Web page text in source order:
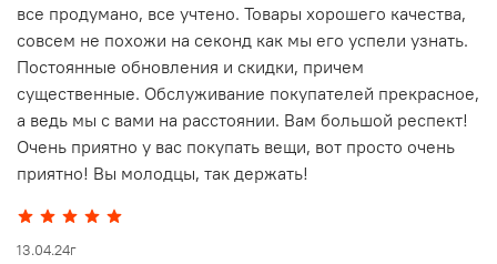
все продумано, все учтено. Товары хорошего качества,
совсем не похожи на секонд как мы его успели узнать.
Постоянные обновления и скидки, причем
существенные. Обслуживание покупателей прекрасное,
а ведь мы с вами на расстоянии. Вам большой респект!
Очень приятно у вас покупать вещи, вот просто очень
приятно! Вы молодцы, так держать!
13.04.24г